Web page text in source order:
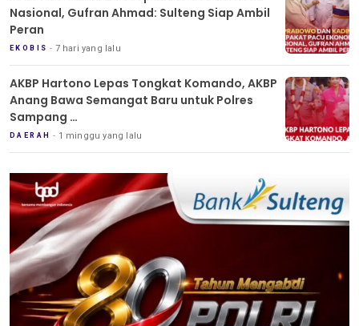
Nasional, Gufran Ahmad: Sulteng Siap Ambil
Peran
EKOBIS 7 hari yang lalu
AKBP Hartono Lepas Tongkat Komando, AKBP
Anang Bawa Semangat Baru untuk Polres
Sampang
Tradisi Pedang Pora Iringi Sertijab Kapolres
Sampang
DAERAH 1 minggu yang lalu